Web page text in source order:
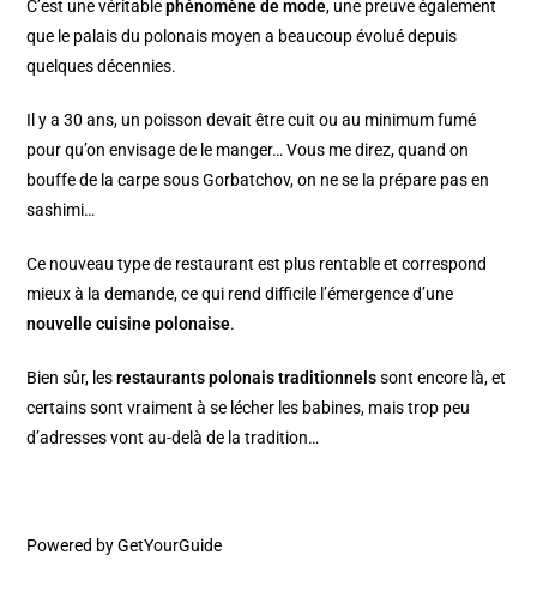
C’est une véritablephénomène de mode, une preuve également
que le palais du polonais moyen a beaucoup évolué depuis
quelques décennies.
Il y a 30 ans, un poisson devait être cuit ou au minimum fumé
pour qu’on envisage de le manger… Vous me direz, quand on
bouffe de la carpe sous Gorbatchov, on ne se la prépare pas en
sashimi…
Ce nouveau type de restaurant est plus rentable et correspond
mieux à la demande, ce qui rend difficile l’émergence d’une
nouvelle cuisine polonaise.
Bien sûr, lesrestaurants polonais traditionnelssont encore là, et
certains sont vraiment à se lécher les babines, mais trop peu
d’adresses vont au-delà de la tradition…
Powered byGetYourGuide